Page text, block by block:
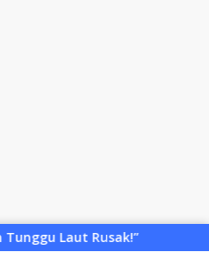
Tongkang Muat